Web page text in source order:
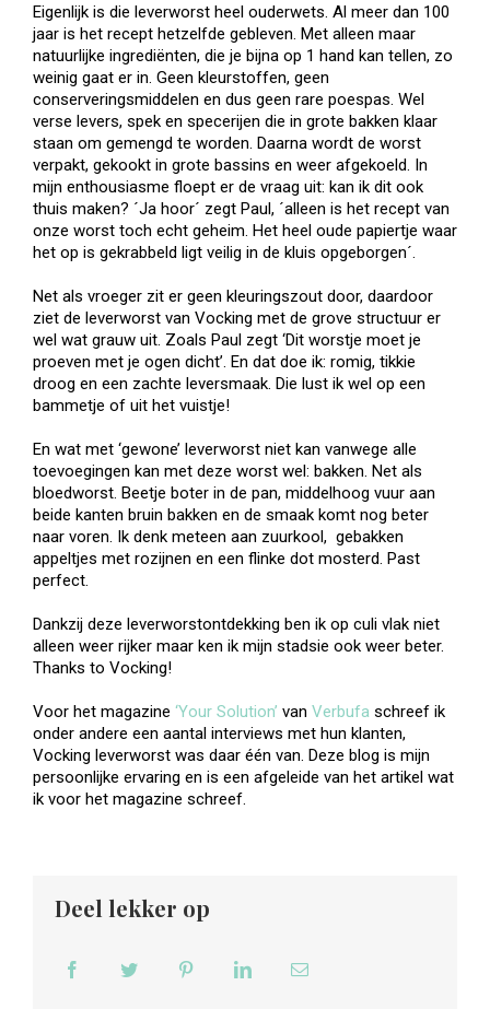
Eigenlijk is die leverworst heel ouderwets. Al meer dan 100
jaar is het recept hetzelfde gebleven. Met alleen maar
natuurlijke ingrediënten, die je bijna op 1 hand kan tellen, zo
weinig gaat er in. Geen kleurstoffen, geen
conserveringsmiddelen en dus geen rare poespas. Wel
verse levers, spek en specerijen die in grote bakken klaar
staan om gemengd te worden. Daarna wordt de worst
verpakt, gekookt in grote bassins en weer afgekoeld. In
mijn enthousiasme floept er de vraag uit: kan ik dit ook
thuis maken? ´Ja hoor´ zegt Paul, ´alleen is het recept van
onze worst toch echt geheim. Het heel oude papiertje waar
het op is gekrabbeld ligt veilig in de kluis opgeborgen´.
Net als vroeger zit er geen kleuringszout door, daardoor
ziet de leverworst van Vocking met de grove structuur er
wel wat grauw uit. Zoals Paul zegt ‘Dit worstje moet je
proeven met je ogen dicht’. En dat doe ik: romig, tikkie
droog en een zachte leversmaak. Die lust ik wel op een
bammetje of uit het vuistje!
En wat met ‘gewone’ leverworst niet kan vanwege alle
toevoegingen kan met deze worst wel: bakken. Net als
bloedworst. Beetje boter in de pan, middelhoog vuur aan
beide kanten bruin bakken en de smaak komt nog beter
naar voren. Ik denk meteen aan zuurkool, gebakken
appeltjes met rozijnen en een flinke dot mosterd. Past
perfect.
Dankzij deze leverworstontdekking ben ik op culi vlak niet
alleen weer rijker maar ken ik mijn stadsie ook weer beter.
Thanks to Vocking!
Voor het magazine ‘Your Solution’ van Verbufa schreef ik
onder andere een aantal interviews met hun klanten,
Vocking leverworst was daar één van. Deze blog is mijn
persoonlijke ervaring en is een afgeleide van het artikel wat
ik voor het magazine schreef.
Deel lekker op